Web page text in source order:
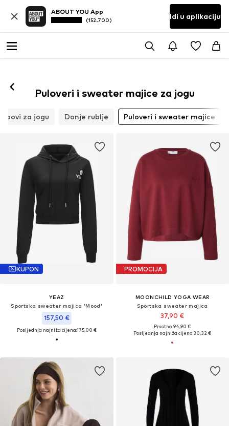
ABOUT YOU App
(152.700) Idi u aplikaciju
Puloveri i sweater majice za jogu
za jogu Donje rublje Puloveri i sweater majice
KUPON
YEAZ
Sportska sweater majica 'Mood'
157,50 €
Posljednja najniža cijena:175,00 €
PROMOCIJA
MOONCHILD YOGA WEAR
Sportska sweater majica
37,90 €
Prvotno: 94,90 €
Posljednja najniža cijena:30,32 €